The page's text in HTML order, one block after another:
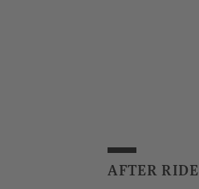
AFTER RIDE